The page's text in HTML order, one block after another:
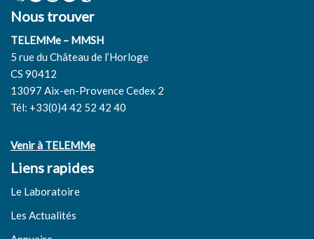
Nous trouver
TELEMMe – MMSH
5 rue du Château de l’Horloge
CS 90412
13097 Aix-en-Provence Cedex 2
Tél: +33(0)4 42 52 42 40
Venir à TELEMMe
Liens rapides
Le Laboratoire
Les Actualités